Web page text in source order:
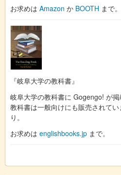
お求めは Amazon か BOOTH まで。
『岐阜大学の教科書』
岐阜大学の教科書に Gogengo! が
教科書は一般向けにも販売されて
り。
お求めは englishbooks.jp まで。